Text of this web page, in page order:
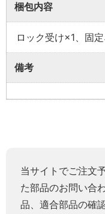
梱包内容
ロック受け×1、固
備考
当サイトでご注文
た部品のお問い合
品、適合部品の確